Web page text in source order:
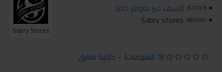
STOCK: للاسف غير متوفر حاليا
MODEL:
Sabry stores
Sabry Stores
(0 التقييمات) - كتابة تعليق